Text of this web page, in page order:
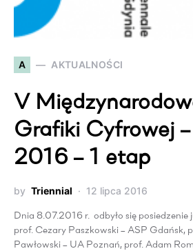
A AKTUALNOŚCI
V
Grafiki Cyfrowej
2016 – 1 etap
by Triennial 12 lipca 2016
Dnia 8.07.2016 r. odbyło się posiedzenie
prof. Cezary Paszkowski – ASP Gdańsk,
Pawłowski – UA Poznań, prof. Adam